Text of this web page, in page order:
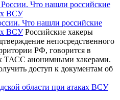
Что нашли российские
ВСУРоссийские хакеры
непосредственного
РФ, говорится в
ТАСС анонимными хакерами.
доступ к документам об